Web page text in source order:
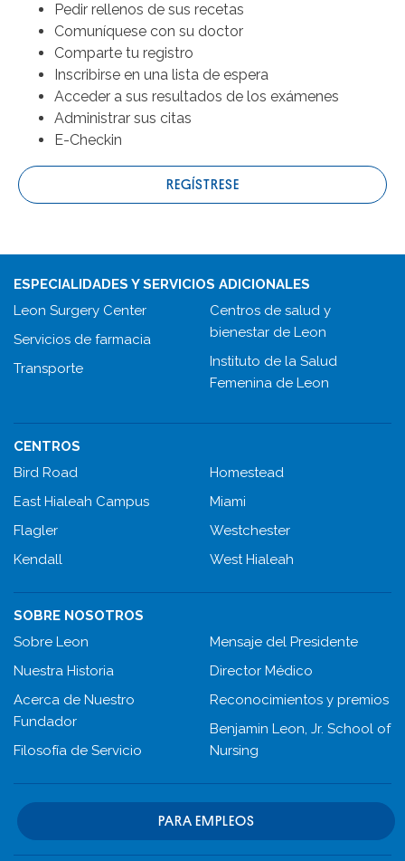
Pedir rellenos de sus recetas
Comuníquese con su doctor
Comparte tu registro
Inscribirse en una lista de espera
Acceder a sus resultados de los exámenes
Administrar sus citas
E-Checkin
REGÍSTRESE
ESPECIALIDADES Y SERVICIOS ADICIONALES
Leon Surgery Center
Servicios de farmacia
Transporte
Centros de salud y
bienestar de Leon
Instituto de la Salud
Femenina de Leon
CENTROS
Bird Road
East Hialeah Campus
Flagler
Kendall
Homestead
Miami
Westchester
West Hialeah
SOBRE NOSOTROS
Sobre Leon
Nuestra Historia
Acerca de Nuestro
Fundador
Filosofía de Servicio
Mensaje del Presidente
Director Médico
Reconocimientos y premios
Benjamin Leon, Jr. School of
Nursing
PARA EMPLEOS